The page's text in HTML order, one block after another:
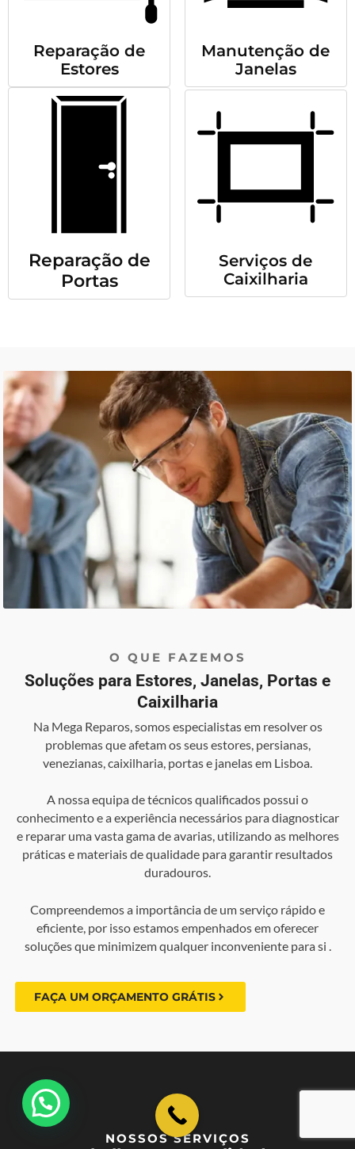
Reparação de
Estores
Manutenção de
Janelas
Reparação de
Portas
Serviços de
Caixilharia
O QUE FAZEMOS
Soluções para Estores, Janelas, Portas e
Caixilharia
Na Mega Reparos, somos especialistas em resolver os
problemas que afetam os seus estores, persianas,
venezianas, caixilharia, portas e janelas em Lisboa.
A nossa equipa de técnicos qualificados possui o
conhecimento e a experiência necessários para diagnosticar
e reparar uma vasta gama de avarias, utilizando as melhores
práticas e materiais de qualidade para garantir resultados
duradouros.
Compreendemos a importância de um serviço rápido e
eficiente, por isso estamos empenhados em oferecer
soluções que minimizem qualquer inconveniente para si .
FAÇA UM ORÇAMENTO GRÁTIS
NOSSOS SERVIÇOS
💬 Como podemos ajudar?